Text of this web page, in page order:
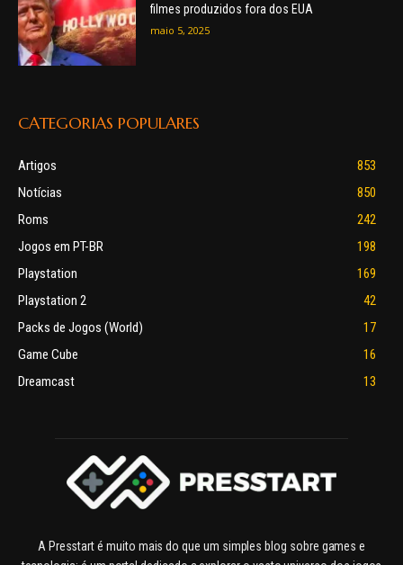
filmes produzidos fora dos EUA
maio 5, 2025
CATEGORIAS POPULARES
Artigos
853
Notícias
850
Roms
242
Jogos em PT-BR
198
Playstation
169
Playstation 2
42
Packs de Jogos (World)
17
Game Cube
16
Dreamcast
13
A Presstart é muito mais do que um simples blog sobre games e